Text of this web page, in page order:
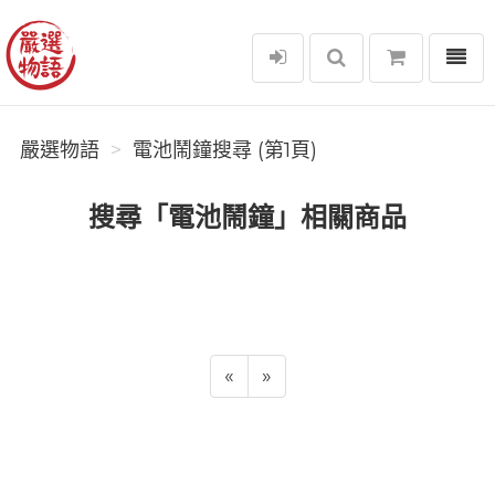
嚴選物語
選單
嚴選物語 電池鬧鐘搜尋 (第1頁)
搜尋「電池鬧鐘」相關商品
« »